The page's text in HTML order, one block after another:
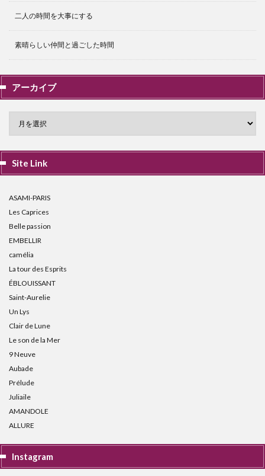
二人の時間を大事にする
素晴らしい仲間と過ごした時間
アーカイブ
Site Link
ASAMI-PARIS
Les Caprices
Belle passion
EMBELLIR
camélia
La tour des Esprits
ÉBLOUISSANT
Saint-Aurelie
Un Lys
Clair de Lune
Le son de la Mer
9 Neuve
Aubade
Prélude
Juliaile
AMANDOLE
ALLURE
Instagram